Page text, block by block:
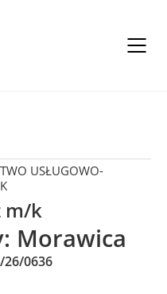
USŁUGOWO-
m/k
Morawica
0636